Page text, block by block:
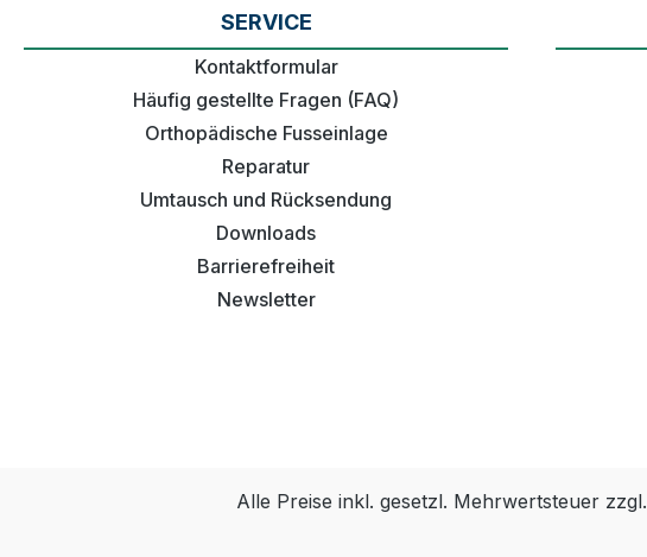
SERVICE
Kontaktformular
Häufig gestellte Fragen (FAQ)
Orthopädische Fusseinlage
Reparatur
Umtausch und Rücksendung
Downloads
Barrierefreiheit
Newsletter
Alle Preise inkl. gesetzl. Mehrwertsteuer zzgl.